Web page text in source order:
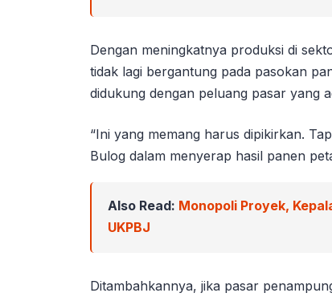
Dengan meningkatnya produksi di
tidak lagi bergantung pada pasokan
didukung dengan peluang pasar yang
“Ini yang memang harus dipikirkan.
Bulog dalam menyerap hasil panen
Also Read: Monopoli Proyek,
UKPBJ
Ditambahkannya, jika pasar